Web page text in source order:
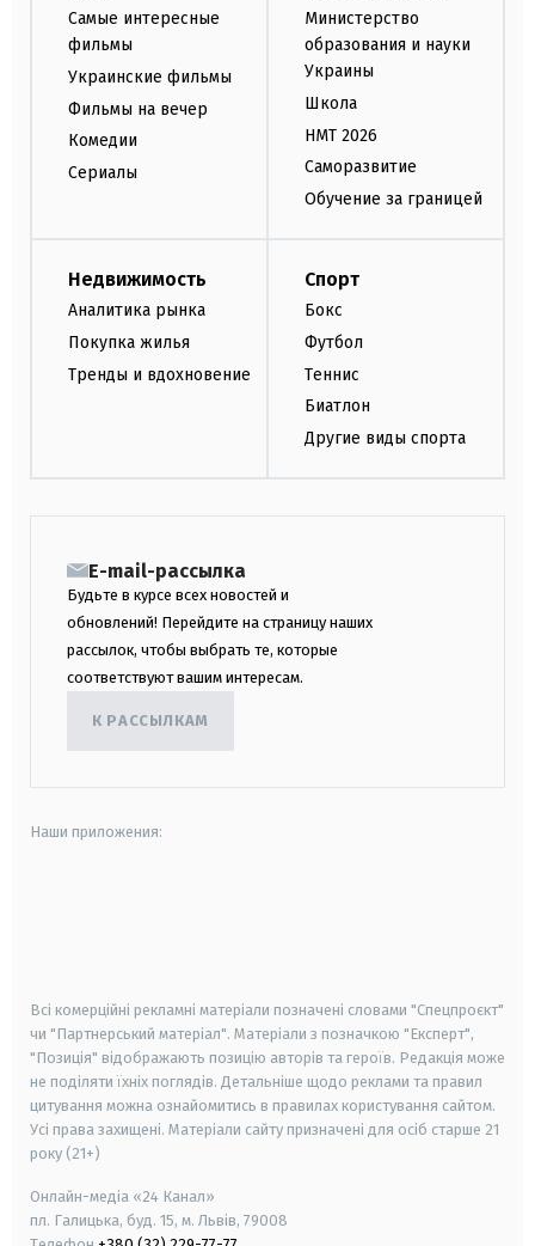
Самые интересные
фильмы
Украинские фильмы
Фильмы на вечер
Комедии
Сериалы
Министерство
образования и науки
Украины
Школа
НМТ 2026
Саморазвитие
Обучение за границей
Недвижимость
Аналитика рынка
Покупка жилья
Тренды и вдохновение
Спорт
Бокс
Футбол
Теннис
Биатлон
Другие виды спорта
E-mail-рассылка
Будьте в курсе всех новостей и
обновлений! Перейдите на страницу наших
рассылок, чтобы выбрать те, которые
соответствуют вашим интересам.
К РАССЫЛКАМ
Наши приложения:
Всі комерційні рекламні матеріали позначені словами "Спецпроєкт"
чи "Партнерський матеріал". Матеріали з позначкою "Експерт",
"Позиція" відображають позицію авторів та героїв. Редакція може
не поділяти їхніх поглядів. Детальніше щодо реклами та правил
цитування можна ознайомитись в правилах користування сайтом.
Усі права захищені. Матеріали сайту призначені для осіб старше 21
року (21+)
Онлайн-медіа «24 Канал»
пл. Галицька, буд. 15, м. Львів, 79008